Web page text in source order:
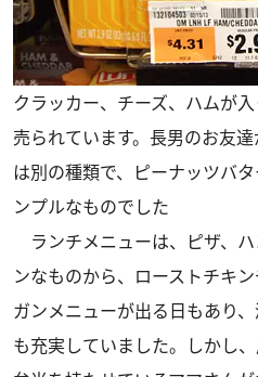
クラッカー、チーズ、ハムが
売られています。長男のお友
は別の種類で、ピーナッツバ
ンプルなものでした
ランチメニューは、ピザ、
ンなものから、ローストチキ
ガンメニューが出る日もあり
も充実していました。しかし